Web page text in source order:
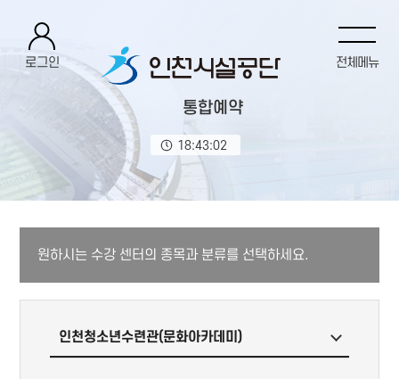
통합예약
18:43:02
전체메뉴
로그인
원하시는 수강 센터의 종목과 분류를 선택하세요.
인천청소년수련관(문화아카데미)